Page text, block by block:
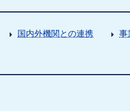
国内外機関との連携 事